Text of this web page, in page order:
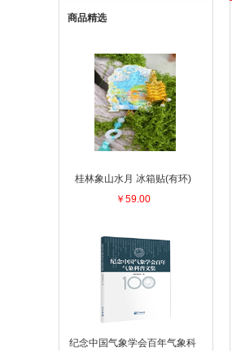
商品精选
桂林象山水月 冰箱贴(有环)
￥59.00
纪念中国气象学会百年气象科